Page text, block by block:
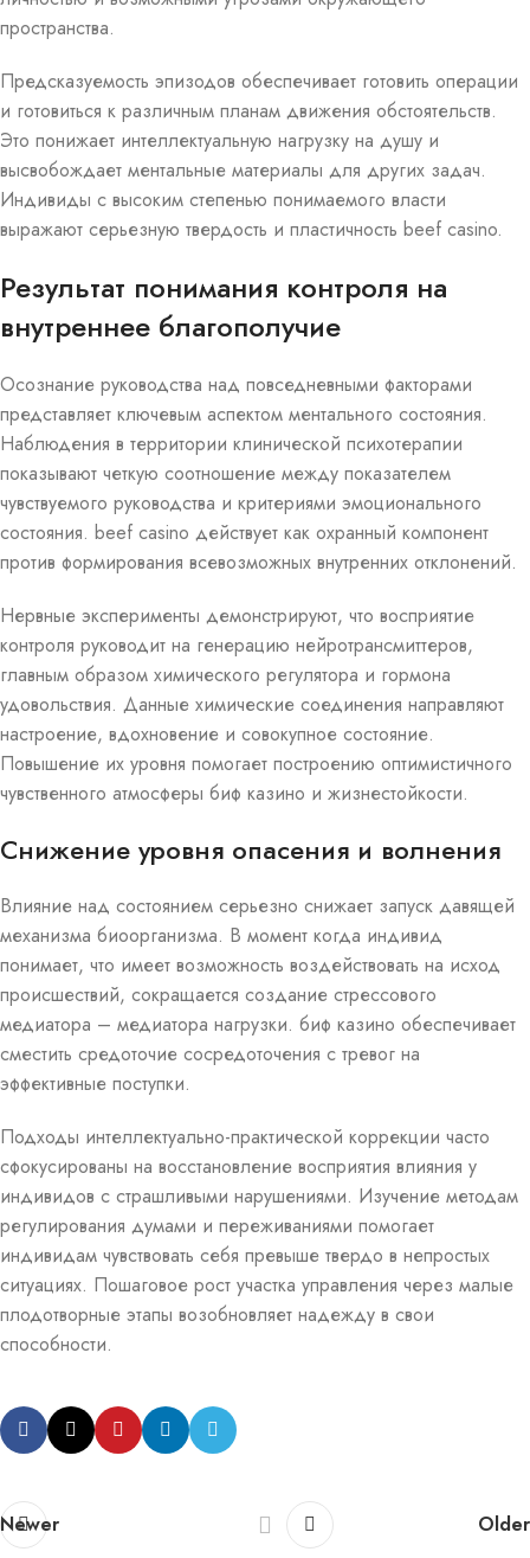
пространства.
Предсказуемость эпизодов обеспечивает готовить операции
и готовиться к различным планам движения обстоятельств.
Это понижает интеллектуальную нагрузку на душу и
высвобождает ментальные материалы для других задач.
Индивиды с высоким степенью понимаемого власти
выражают серьезную твердость и пластичность beef casino.
Результат понимания контроля на
внутреннее благополучие
Осознание руководства над повседневными факторами
представляет ключевым аспектом ментального состояния.
Наблюдения в территории клинической психотерапии
показывают четкую соотношение между показателем
чувствуемого руководства и критериями эмоционального
состояния. beef casino действует как охранный компонент
против формирования всевозможных внутренних отклонений.
Нервные эксперименты демонстрируют, что восприятие
контроля руководит на генерацию нейротрансмиттеров,
главным образом химического регулятора и гормона
удовольствия. Данные химические соединения направляют
настроение, вдохновение и совокупное состояние.
Повышение их уровня помогает построению оптимистичного
чувственного атмосферы биф казино и жизнестойкости.
Снижение уровня опасения и волнения
Влияние над состоянием серьезно снижает запуск давящей
механизма биоорганизма. В момент когда индивид
понимает, что имеет возможность воздействовать на исход
происшествий, сокращается создание стрессового
медиатора – медиатора нагрузки. биф казино обеспечивает
сместить средоточие сосредоточения с тревог на
эффективные поступки.
Подходы интеллектуально-практической коррекции часто
сфокусированы на восстановление восприятия влияния у
индивидов с страшливыми нарушениями. Изучение методам
регулирования думами и переживаниями помогает
индивидам чувствовать себя превыше твердо в непростых
ситуациях. Пошаговое рост участка управления через малые
плодотворные этапы возобновляет надежду в свои
способности.
Newer Older